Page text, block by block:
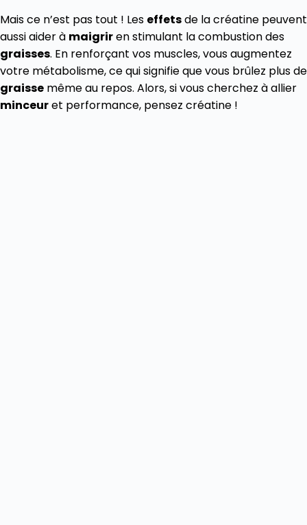
Mais ce n’est pas tout ! Les effetsde la créatine peuvent
aussi aider à maigriren stimulant la combustion des
graisses. En renforçant vos muscles, vous augmentez
votre métabolisme, ce qui signifie que vous brûlez plus de
graisse même au repos. Alors, si vous cherchez à allier
minceuret performance, pensez créatine !